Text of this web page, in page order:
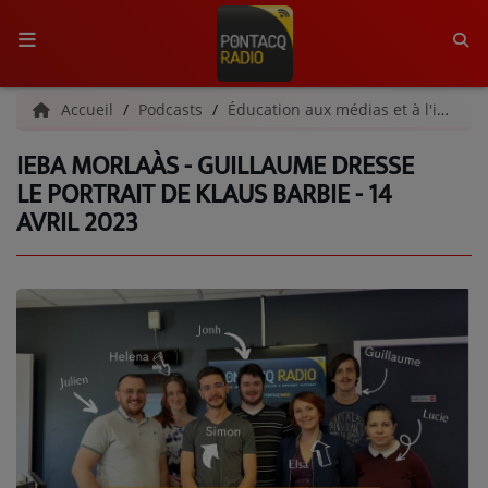
ACCUEIL
RADIO
QUI SOMMES-NOUS ?
L'ÉQUIPE
GRILLE DES PROGRAMMES
C'ÉTAIT QUOI CE TITRE ?
MÉDIAS
PODCASTS - SAISON 2026/2027
Accueil Podcasts Éducation aux médias et à l'information
IEBA MORLAÀS - GUILLAUME DRESSE
LE PORTRAIT DE KLAUS BARBIE - 14
AVRIL 2023